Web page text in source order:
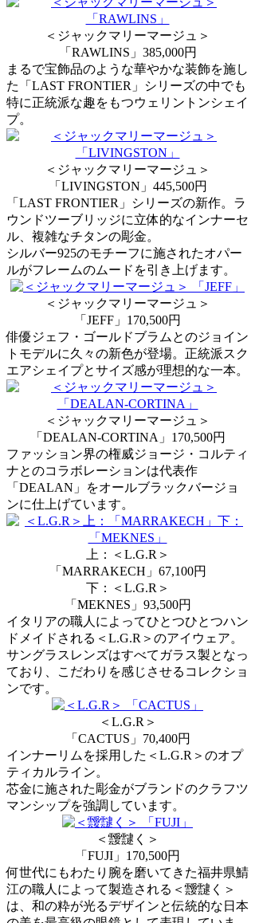
＜ジャックマリーマージュ＞
「RAWLINS」385,000円
まるで宝飾品のような華やかな装飾を施し
た「LAST FRONTIER」シリーズの中でも
特に正統派な趣をもつウェリントンシェイ
プ。
＜ジャックマリーマージュ＞
「LIVINGSTON」445,500円
「LAST FRONTIER」シリーズの新作。ラ
ウンドツーブリッジに立体的なインナーセ
ル、複雑なチタンの彫金。
シルバー925のモチーフに施されたオパー
ルがフレームのムードを引き上げます。
＜ジャックマリーマージュ＞
「JEFF」170,500円
俳優ジェフ・ゴールドブラムとのジョイン
トモデルに久々の新色が登場。正統派スク
エアシェイプとサイズ感が理想的な一本。
＜ジャックマリーマージュ＞
「DEALAN-CORTINA」170,500円
ファッション界の権威ジョージ・コルティ
ナとのコラボレーションは代表作
「DEALAN」をオールブラックバージョ
ンに仕上げています。
上：＜L.G.R＞
「MARRAKECH」67,100円
下：＜L.G.R＞
「MEKNES」93,500円
イタリアの職人によってひとつひとつハン
ドメイドされる＜L.G.R＞のアイウェア。
サングラスレンズはすべてガラス製となっ
ており、こだわりを感じさせるコレクショ
ンです。
＜L.G.R＞
「CACTUS」70,400円
インナーリムを採用した＜L.G.R＞のオプ
ティカルライン。
芯金に施された彫金がブランドのクラフツ
マンシップを強調しています。
＜靉靆く＞
「FUJI」170,500円
何世代にもわたり腕を磨いてきた福井県鯖
江の職人によって製造される＜靉靆く＞
は、和の粋が光るデザインと伝統的な日本